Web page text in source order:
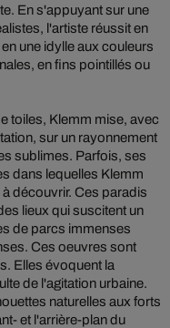
En s'appuyant sur une
l'artiste réussit en
une idylle aux couleurs
en fins pointillés ou
toiles, Klemm mise, avec
sur un rayonnement
sublimes. Parfois, ses
dans lequelles Klemm
découvrir. Ces paradis
lieux qui suscitent un
de parcs immenses
Ces oeuvres sont
Elles évoquent la
de l'agitation urbaine.
naturelles aux forts
et l'arrière-plan du